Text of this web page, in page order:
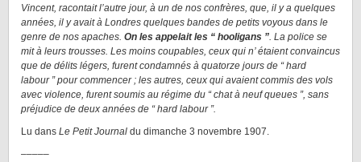
Vincent, racontait l’autre jour, à un de nos confrères, que, il y a quelques
années, il y avait à Londres quelques bandes de petits voyous dans le
genre de nos apaches. On les appelait les “ hooligans ”. La police se
mit à leurs trousses. Les moins coupables, ceux qui n’ étaient convaincus
que de délits légers, furent condamnés à quatorze jours de “ hard
labour ” pour commencer ; les autres, ceux qui avaient commis des vols
avec violence, furent soumis au régime du “ chat à neuf queues ”, sans
préjudice de deux années de “ hard labour ”.
Lu dans Le Petit Journal du dimanche 3 novembre 1907.
–––––